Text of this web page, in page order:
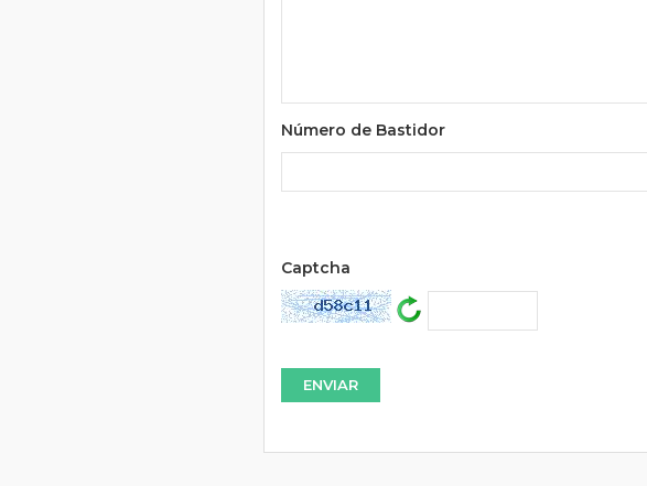
Número de Bastidor
Captcha